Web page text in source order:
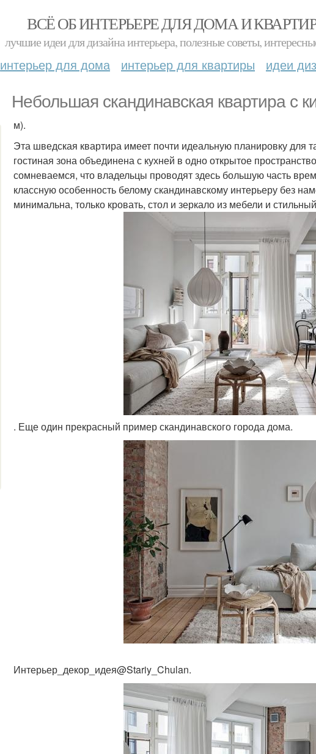
ВСЁ ОБ ИНТЕРЬЕРЕ ДЛЯ ДОМА И
лучшие идеи для дизайна интерьера, полезные советы,
интерьер для дома интерьер для квартиры идеи
Небольшая скандинавская квартира с
м).
Эта шведская квартира имеет почти идеальную планировку для
гостиная зона объединена с кухней в одно открытое
сомневаемся, что владельцы проводят здесь большую часть
классную особенность белому скандинавскому интерьеру без
минимальна, только кровать, стол и зеркало из мебели и
. Еще один прекрасный пример скандинавского города дома.
Интерьер_декор_идея@Stariy_Chulan.